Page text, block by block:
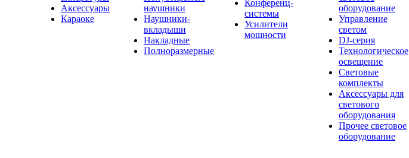
Аксессуары
Караоке
наушники
Наушники-
вкладыши
Накладные
Полноразмерные
Конференц-
системы
Усилители
мощности
оборудование
Управление
светом
DJ-серия
Технологическое
освещение
Световые
комплекты
Аксессуары для
светового
оборудования
Прочее световое
оборудование